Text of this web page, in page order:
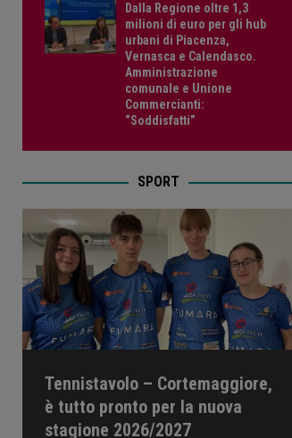
Dalla Regione oltre 1,3
milioni di euro per gli hub
urbani di Piacenza,
Vernasca e Calendasco.
Amministrazione
comunale e Unione
Commercianti:
“Soddisfatti”
SPORT
Tennistavolo – Cortemaggiore,
è tutto pronto per la nuova
stagione 2026/2027